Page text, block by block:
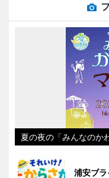
夏の夜の「みんなの
浦安ブ